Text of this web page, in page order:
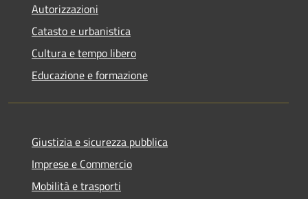
Autorizzazioni
Catasto e urbanistica
Cultura e tempo libero
Educazione e formazione
Giustizia e sicurezza pubblica
Imprese e Commercio
Mobilità e trasporti